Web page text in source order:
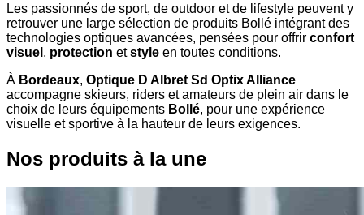
Les passionnés de sport, de outdoor et de lifestyle peuvent y
retrouver une large sélection de produits Bollé intégrant des
technologies optiques avancées, pensées pour offrir confort
visuel , protection etstyle en toutes conditions.
À Bordeaux, Optique D Albret Sd Optix Alliance
accompagne skieurs, riders et amateurs de plein air dans le
choix de leurs équipements Bollé, pour une expérience
visuelle et sportive à la hauteur de leurs exigences.
Nos produits à la une